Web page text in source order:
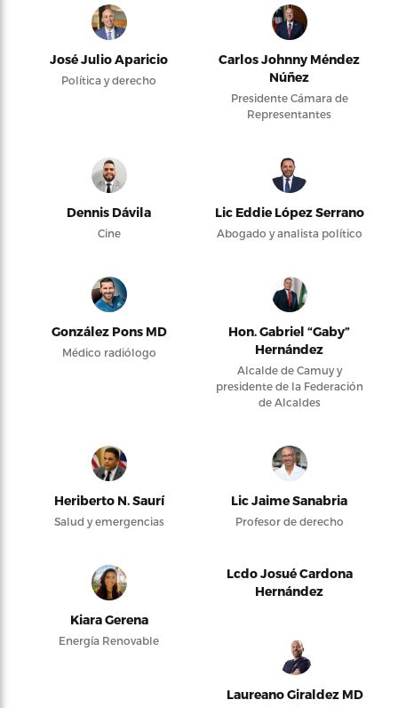
José Julio Aparicio
Política y derecho
Carlos Johnny Méndez
Núñez
Presidente Cámara de
Representantes
Dennis Dávila
Cine
Lic Eddie López Serrano
Abogado y analista político
González Pons MD
Médico radiólogo
Hon. Gabriel “Gaby”
Hernández
Alcalde de Camuy y
presidente de la Federación
de Alcaldes
Heriberto N. Saurí
Salud y emergencias
Lic Jaime Sanabria
Profesor de derecho
Kiara Gerena
Energía Renovable
Lcdo Josué Cardona
Hernández
Laureano Giraldez MD